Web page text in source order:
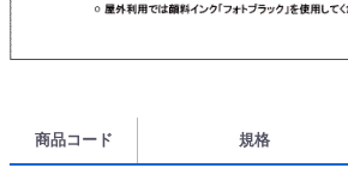
商品コード 規格